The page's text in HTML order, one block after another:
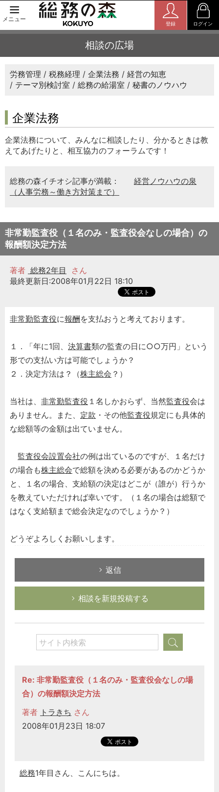
メニュー
登録 ログイン
相談の広場
労務管理 税務経理 企業法務
経営の知恵
テーマ別検討室
総務の給湯室 秘書のノウハウ
企業法務
企業法務について、みんなに相談したり、分かるときは教
えてあげたりと、相互協力のフォーラムです！
総務の森イチオシ記事が満載：
経営ノウハウの泉
（人事労務～働き方対策まで）
非常勤監査役（１名のみ・監査役会なしの場合）の
報酬額決定方法
著者 総務2年目
さん
最終更新日:2008年01月22日 18:10
非常勤監査役に報酬を支払おうと考えております。
１．「年に1回、 決算書類の監査の日に○○万円」という
形での支払い方は可能でしょうか？
２．決定方法は？（株主総会 ？）
当社は、 非常勤監査役 １名しかおらず、当然監査役会は
ありません。また、 定款 ・その他監査役規定にも具体的
な総額等の金額は出ていません。
監査役会設置会社の例は出ているのですが、１名だけ
の場合も株主総会で総額を決める必要があるのかどうか
と、１名の場合、支給額の決定はどこが（誰が）行うか
を教えていただければ幸いです。（１名の場合は総額で
はなく支給額まで総会決定なのでしょうか？）
どうぞよろしくお願いします。
返信
相談を新規投稿する
Re: 非常勤監査役（１名のみ・監査役会なしの場
合）の報酬額決定方法
著者 トラきち さん
2008年01月23日 18:07
総務1年目さん、こんにちは。